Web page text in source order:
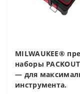
MILWAUKEE®
наборы
— для
инструмента.